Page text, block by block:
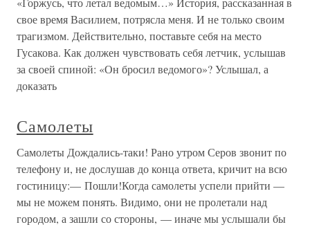
свое время Василием, потрясла меня. И не только своим
трагизмом. Действительно, поставьте себя на место
Гусакова. Как должен чувствовать себя летчик, услышав
за своей спиной: «Он бросил ведомого»? Услышал, а
доказать
Самолеты
Самолеты Дождались-таки! Рано утром Серов звонит по
телефону и, не дослушав до конца ответа, кричит на всю
гостиницу:— Пошли!Когда самолеты успели прийти —
мы не можем понять. Видимо, они не пролетали над
городом, а зашли со стороны, — иначе мы услышали бы